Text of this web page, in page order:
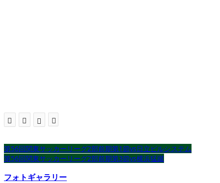
第56回関東サッカーリーグ2部前期第1節vs日立ビルシステム
第56回関東サッカーリーグ2部前期第3節vs横浜猛蹴
フォトギャラリー